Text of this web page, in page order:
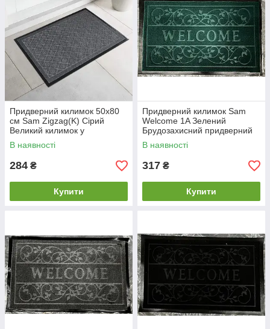
Придверний килимок 50х80
см Sam Zigzag(K) Сірий
Великий килимок у
передпокій Брудозахисний
килимок у передпокій
В наявності
284 ₴
Купити
Придверний килимок Sam
Welcome 1A Зелений
Брудозахисний придверний
килимок Килимок в коридор
для взуття
В наявності
317 ₴
Купити